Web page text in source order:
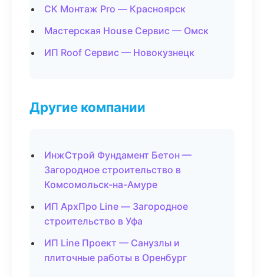
СК Монтаж Pro — Красноярск
Мастерская House Сервис — Омск
ИП Roof Сервис — Новокузнецк
Другие компании
ИнжСтрой Фундамент Бетон —
Загородное строительство в
Комсомольск-на-Амуре
ИП АрхПро Line — Загородное
строительство в Уфа
ИП Line Проект — Санузлы и
плиточные работы в Оренбург